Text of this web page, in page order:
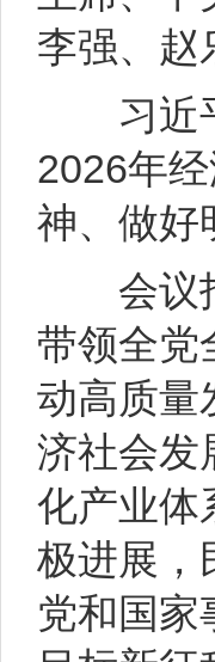
李强、赵
习近平
2026年
神、做好
会议指
带领全党
动高质量
济社会发
化产业体
极进展，
党和国家